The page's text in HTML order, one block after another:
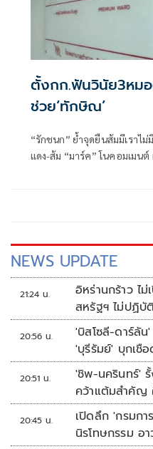
ตั้งกก.ฟันวินัย3หม
ช่วย‘ทักษิณ’
“รักชนก” ย้ำจุดยืนส้มมีเราไ
แดง-ส้ม “มาร์ค” โนคอมเม
NEWS UPDATE
21:24 น.
อิหร่านกร้าว ไ
สหรัฐฯ ไม่ปฏิบั
20:56 น.
'บิสโซลี-ดาร์ลัน
'บุรีรัมย์' บุกเชื
นัดรวด
20:51 น.
'ชิพ-นครินทร์'
คว้าแต้มสำคัญ
20:45 น.
เปิดลึก 'กรมก
นิรโทษกรรม อ